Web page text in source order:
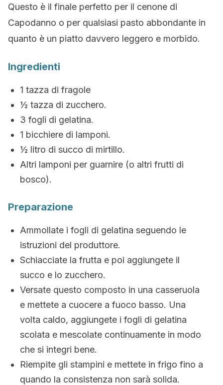
Questo è il finale perfetto per il cenone di
Capodanno o per qualsiasi pasto abbondante in
quanto è un piatto davvero leggero e morbido.
Ingredienti
1 tazza di fragole
½ tazza di zucchero.
3 fogli di gelatina.
1 bicchiere di lamponi.
½ litro di succo di mirtillo.
Altri lamponi per guarnire (o altri frutti di
bosco).
Preparazione
Ammollate i fogli di gelatina seguendo le
istruzioni del produttore.
Schiacciate la frutta e poi aggiungete il
succo e lo zucchero.
Versate questo composto in una casseruola
e mettete a cuocere a fuoco basso. Una
volta caldo, aggiungete i fogli di gelatina
scolata e mescolate continuamente in modo
che si integri bene.
Riempite gli stampini e mettete in frigo fino a
quando la consistenza non sarà solida.